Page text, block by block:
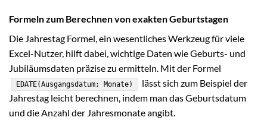
Formeln zum Berechnen von exakten Geburtstagen
Die Jahrestag Formel, ein wesentliches Werkzeug für viele
Excel-Nutzer, hilft dabei, wichtige Daten wie Geburts- und
Jubiläumsdaten präzise zu ermitteln. Mit der Formel
EDATE(Ausgangsdatum; Monate)
lässt sich zum Beispiel der
Jahrestag leicht berechnen, indem man das Geburtsdatum
und die Anzahl der Jahresmonate angibt.